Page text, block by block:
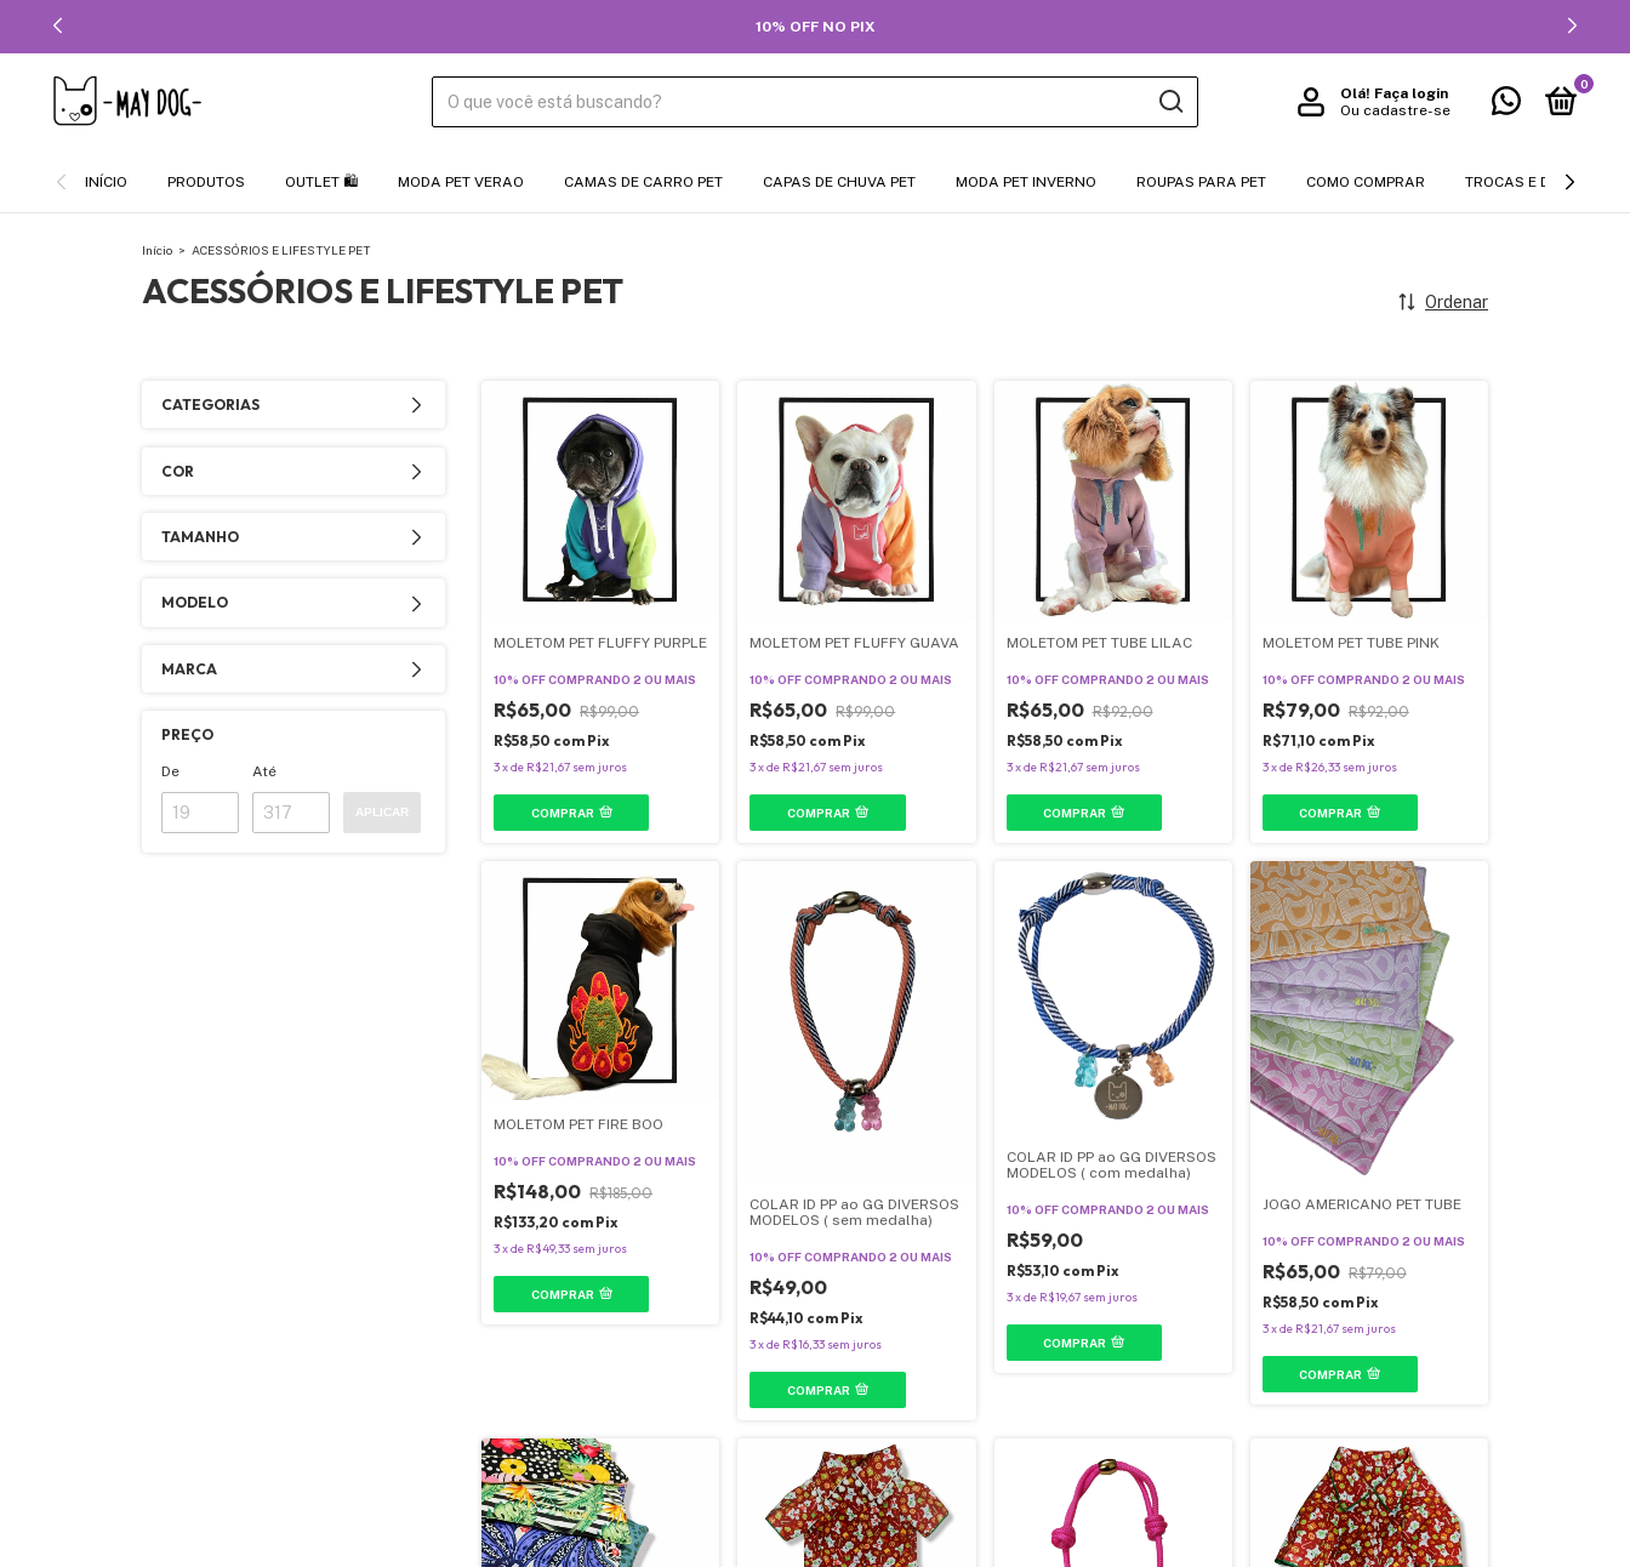
🎁 10% OFF NA PRIMEIRA COMPRA COM CUPOM BEMVINDO
Olá! Faça login
Ou cadastre-se
0
INÍCIO PRODUTOS OUTLET 🛍️ MODA PET VERAO CAMAS DE CARRO PET CAPAS DE CHUVA PET MODA PET INVERNO ROUPAS PARA PET COMO COMPRAR TROCAS E
Início > ACESSÓRIOS E LIFESTYLE PET
ACESSÓRIOS E LIFESTYLE PET Ordenar
CATEGORIAS
COR
TAMANHO
MODELO
MARCA
PREÇO
De Até
APLICAR
MOLETOM PET FLUFFY PURPLE
10% OFFCOMPRANDO 2 OU MAIS
R$65,00 R$99,00
R$58,50 com Pix
3xde R$21,67 sem juros
COMPRAR
MOLETOM PET FLUFFY GUAVA
10% OFFCOMPRANDO 2 OU MAIS
R$65,00 R$99,00
R$58,50 com Pix
3xde R$21,67 sem juros
COMPRAR
MOLETOM PET TUBE LILAC
10% OFF COMPRANDO 2 OU MAIS
R$65,00 R$92,00
R$58,50 com Pix
3xde R$21,67 sem juros
COMPRAR
MOLETOM PET TUBE PINK
10% OFFCOMPRANDO 2 OU MAIS
R$79,00 R$92,00
R$71,10 com Pix
3xde R$26,33 sem juros
COMPRAR
MOLETOM PET FIRE BOO
10% OFFCOMPRANDO 2 OU MAIS
R$148,00 R$185,00
R$133,20 com Pix
3xde R$49,33 sem juros
COMPRAR
COLAR ID PP ao GG DIVERSOS
MODELOS ( sem medalha)
10% OFFCOMPRANDO 2 OU MAIS
R$49,00
R$44,10 com Pix
3xde R$16,33 sem juros
COMPRAR
COLAR ID PP ao GG DIVERSOS
MODELOS ( com medalha)
10% OFF COMPRANDO 2 OU MAIS
R$59,00
R$53,10 com Pix
3xde R$19,67 sem juros
COMPRAR
JOGO AMERICANO PET TUBE
10% OFFCOMPRANDO 2 OU MAIS
R$65,00 R$79,00
R$58,50 com Pix
3xde R$21,67 sem juros
COMPRAR